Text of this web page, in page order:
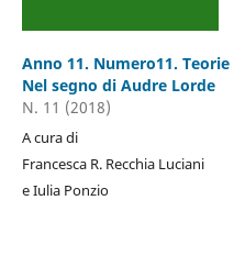
Anno 11. Numero11.
Nel segno di Audre Lorde
N. 11 (2018)
A cura di
Francesca R. Recchia Luciani
e Iulia Ponzio